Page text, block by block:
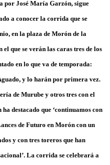
por José María Garzón, sigue
a conocer la corrida que se
en la plaza de Morón de la
que se verán las caras tres de los
en lo que va de temporada:
y lo harán por primera vez.
de Murube y otros tres con el
destacado que ‘continuamos con
de Futuro en Morón con un
y con tres toreros que han
La corrida se celebrará a